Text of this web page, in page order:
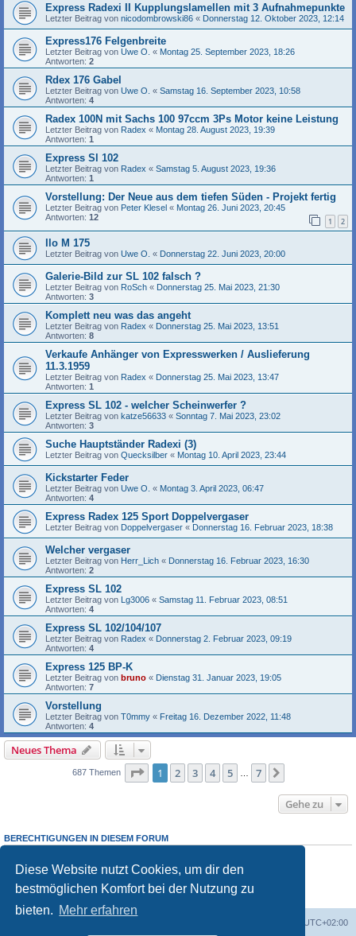
Diese Website nutzt Cookies, um dir den
bestmöglichen Komfort bei der Nutzung zu
bieten. Mehr erfahren
Express Radexi II Kupplungslamellen mit 3 Aufnahmepunkte
Letzter Beitrag von nicodombrowski86 « Donnerstag 12. Oktober 2023, 12:14
Express176 Felgenbreite
Letzter Beitrag von Uwe O. « Montag 25. September 2023, 18:26
Antworten: 2
Rdex 176 Gabel
Letzter Beitrag von Uwe O. « Samstag 16. September 2023, 10:58
Antworten: 4
Radex 100N mit Sachs 100 97ccm 3Ps Motor keine Leistung
Letzter Beitrag von Radex « Montag 28. August 2023, 19:39
Antworten: 1
Express Sl 102
Letzter Beitrag von Radex « Samstag 5. August 2023, 19:36
Antworten: 1
Vorstellung: Der Neue aus dem tiefen Süden - Projekt fertig
Letzter Beitrag von Peter Klesel « Montag 26. Juni 2023, 20:45
Antworten: 12 1 2
Ilo M 175
Letzter Beitrag von Uwe O. « Donnerstag 22. Juni 2023, 20:00
Galerie-Bild zur SL 102 falsch ?
Letzter Beitrag von RoSch « Donnerstag 25. Mai 2023, 21:30
Antworten: 3
Komplett neu was das angeht
Letzter Beitrag von Radex « Donnerstag 25. Mai 2023, 13:51
Antworten: 8
Verkaufe Anhänger von Expresswerken / Auslieferung
11.3.1959
Letzter Beitrag von Radex « Donnerstag 25. Mai 2023, 13:47
Antworten: 1
Express SL 102 - welcher Scheinwerfer ?
Letzter Beitrag von katze56633 « Sonntag 7. Mai 2023, 23:02
Antworten: 3
Suche Hauptständer Radexi (3)
Letzter Beitrag von Quecksilber « Montag 10. April 2023, 23:44
Kickstarter Feder
Letzter Beitrag von Uwe O. « Montag 3. April 2023, 06:47
Antworten: 4
Express Radex 125 Sport Doppelvergaser
Letzter Beitrag von Doppelvergaser « Donnerstag 16. Februar 2023, 18:38
Welcher vergaser
Letzter Beitrag von Herr_Lich « Donnerstag 16. Februar 2023, 16:30
Antworten: 2
Express SL 102
Letzter Beitrag von Lg3006 « Samstag 11. Februar 2023, 08:51
Antworten: 4
Express SL 102/104/107
Letzter Beitrag von Radex « Donnerstag 2. Februar 2023, 09:19
Antworten: 4
Express 125 BP-K
Letzter Beitrag von bruno « Dienstag 31. Januar 2023, 19:05
Antworten: 7
Vorstellung
Letzter Beitrag von T0mmy « Freitag 16. Dezember 2022, 11:48
Antworten: 4
Neues Thema
687 Themen Seite 1von
1 2 3 4 5 … 7
Gehe zu
BERECHTIGUNGEN IN DIESEM FORUM
Du darfst keineAntworten zu Themen in diesem Forum erstellen.
Du darfst deine Beiträge in diesem Forumnichtändern.
Du darfst deine Beiträge in diesem Forum nicht löschen.
keine
UTC+02:00